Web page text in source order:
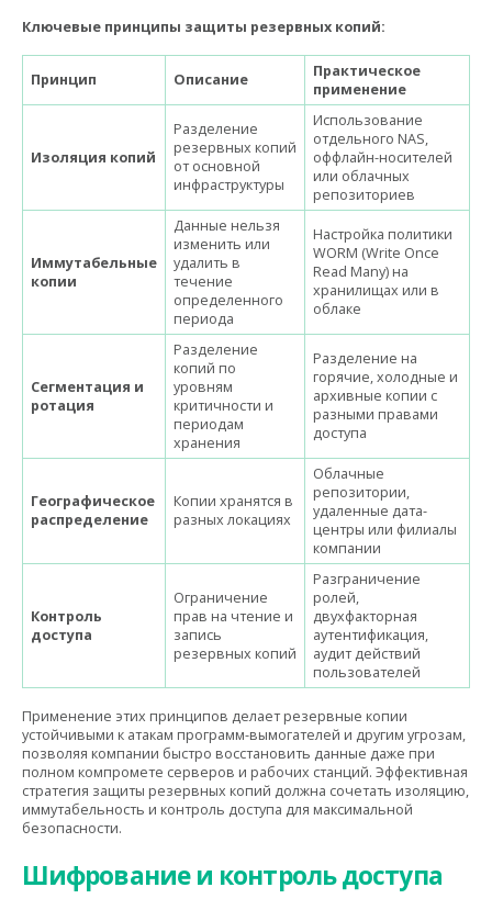
Ключевые принципы защиты резервных копий:
Принцип Описание
Практическое
применение
Изоляция копий
Разделение
резервных копий
от основной
инфраструктуры
Использование
отдельного NAS,
оффлайн-носителей
или облачных
репозиториев
Иммутабельные
копии
Данные нельзя
изменить или
удалить в
течение
определенного
периода
Настройка политики
WORM (Write Once
Read Many) на
хранилищах или в
облаке
Сегментация и
ротация
Разделение
копий по
уровням
критичности и
периодам
хранения
Разделение на
горячие, холодные и
архивные копии с
разными правами
доступа
Географическое
распределение
Копии хранятся в
разных локациях
Облачные
репозитории,
удаленные дата-
центры или филиалы
компании
Контроль
доступа
Ограничение
прав на чтение и
запись
резервных копий
Разграничение
ролей,
двухфакторная
аутентификация,
аудит действий
пользователей
Применение этих принципов делает резервные копии
устойчивыми к атакам программ-вымогателей и другим угрозам,
позволяя компании быстро восстановить данные даже при
полном компромете серверов и рабочих станций. Эффективная
стратегия защиты резервных копий должна сочетать изоляцию,
иммутабельность и контроль доступа для максимальной
безопасности.
Шифрование и контроль доступа